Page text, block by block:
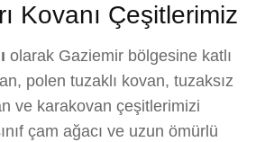
Kovanı Çeşitlerimiz
olarak Gaziemir bölgesine katlı
polen tuzaklı kovan, tuzaksız
ve karakovan çeşitlerimizi
çam ağacı ve uzun ömürlü